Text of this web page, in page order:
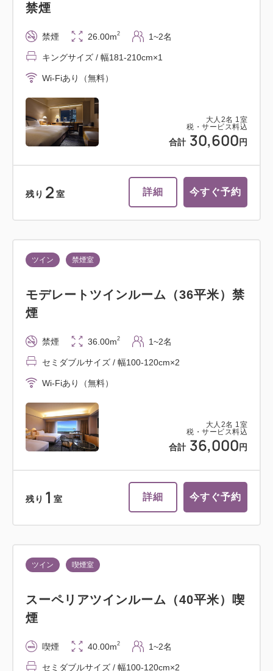
大人 2名 1 室
税・サービス料込
合計 30,600 円
禁煙
禁煙 26.00m2 1~2名
キングサイズ / 幅181-210cm×1
Wi-Fiあり（無料）
残り 2 室 詳細 今すぐ予約
大人 2名 1 室
税・サービス料込
合計 36,000 円
ツイン 禁煙室
モデレートツインルーム（36平米）禁
煙
禁煙 36.00m2 1~2名
セミダブルサイズ / 幅100-120cm×2
Wi-Fiあり（無料）
残り 1 室 詳細 今すぐ予約
ツイン 喫煙室
スーペリアツインルーム（40平米）喫
煙
喫煙 40.00m2 1~2名
セミダブルサイズ / 幅100-120cm×2